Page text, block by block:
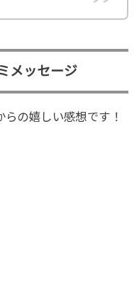
メッセージ
の嬉しい感想です！